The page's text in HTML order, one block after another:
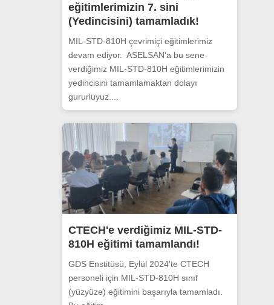
eğitimlerimizin 7. sini
(Yedincisini) tamamladık!
MIL-STD-810H çevrimiçi eğitimlerimiz
devam ediyor. ASELSAN'a bu sene
verdiğimiz MIL-STD-810H eğitimlerimizin
yedincisini tamamlamaktan dolayı
gururluyuz....
CTECH'e verdiğimiz MIL-STD-
810H eğitimi tamamlandı!
GDS Enstitüsü, Eylül 2024'te CTECH
personeli için MIL-STD-810H sınıf
(yüzyüze) eğitimini başarıyla tamamladı.